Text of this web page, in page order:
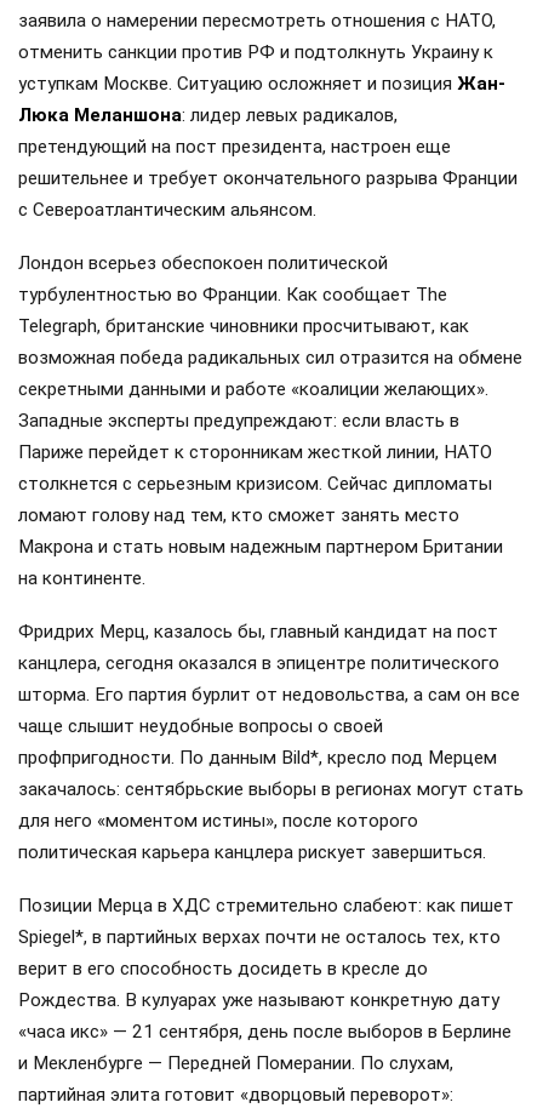
заявила о намерении пересмотреть отношения с НАТО,
отменить санкции против РФ и подтолкнуть Украину к
уступкам Москве. Ситуацию осложняет и позиция Жан-
Люка Меланшона: лидер левых радикалов,
претендующий на пост президента, настроен еще
решительнее и требует окончательного разрыва Франции
с Североатлантическим альянсом.
Лондон всерьез обеспокоен политической
турбулентностью во Франции. Как сообщает The
Telegraph, британские чиновники просчитывают, как
возможная победа радикальных сил отразится на обмене
секретными данными и работе «коалиции желающих».
Западные эксперты предупреждают: если власть в
Париже перейдет к сторонникам жесткой линии, НАТО
столкнется с серьезным кризисом. Сейчас дипломаты
ломают голову над тем, кто сможет занять место
Макрона и стать новым надежным партнером Британии
на континенте.
Фридрих Мерц, казалось бы, главный кандидат на пост
канцлера, сегодня оказался в эпицентре политического
шторма. Его партия бурлит от недовольства, а сам он все
чаще слышит неудобные вопросы о своей
профпригодности. По данным Bild*, кресло под Мерцем
закачалось: сентябрьские выборы в регионах могут стать
для него «моментом истины», после которого
политическая карьера канцлера рискует завершиться.
Позиции Мерца в ХДС стремительно слабеют: как пишет
Spiegel*, в партийных верхах почти не осталось тех, кто
верит в его способность досидеть в кресле до
Рождества. В кулуарах уже называют конкретную дату
«часа икс» — 21 сентября, день после выборов в Берлине
и Мекленбурге — Передней Померании. По слухам,
партийная элита готовит «дворцовый переворот»: